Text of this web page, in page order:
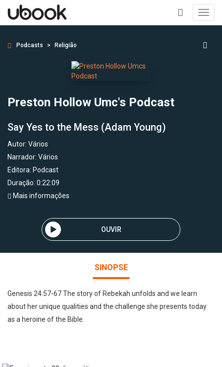
+
Podcasts Religião
Preston Hollow Umc's Podcast
Say Yes to the Mess (Adam Young)
Autor: Vários
Narrador: Vários
Editora: Podcast
Duração: 0:22:09
Mais informações
OUVIR
SINOPSE
Genesis 24:57-67 The story of Rebekah unfolds and we learn
about her unique qualities and the challenge she presents today
as a heroine of the Bible.